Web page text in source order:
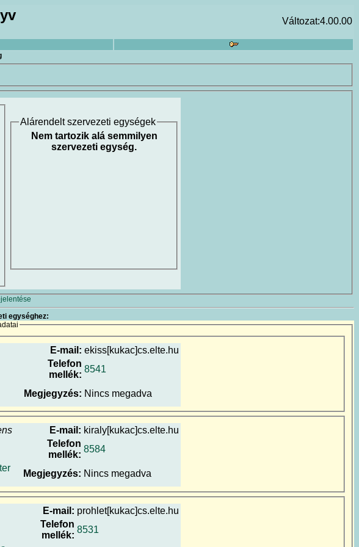
Változat:4.00.00
Alárendelt szervezeti egységek
Nem tartozik alá semmilyen
szervezeti egység.
egységhez:
E-mail: ekiss[kukac]cs.elte.hu
Telefon
mellék:
8541
Megjegyzés: Nincs megadva
E-mail: kiraly[kukac]cs.elte.hu
Telefon
mellék:
8584
Megjegyzés: Nincs megadva
E-mail: prohlet[kukac]cs.elte.hu
Telefon
mellék:
8531